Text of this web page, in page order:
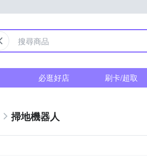
必逛好店 刷卡/超取
掃地機器人